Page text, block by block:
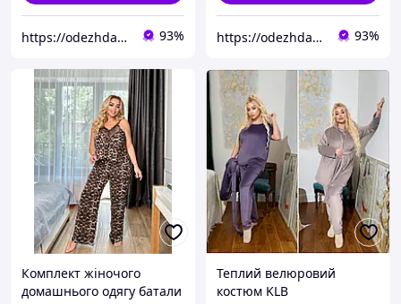
https://odezhda-vsem.com.ua/ua/ 93% https://odezhda-vsem.com.ua/ua/ 93%
Комплект жіночого
домашнього одягу батали
Теплий велюровий
костюм KLB